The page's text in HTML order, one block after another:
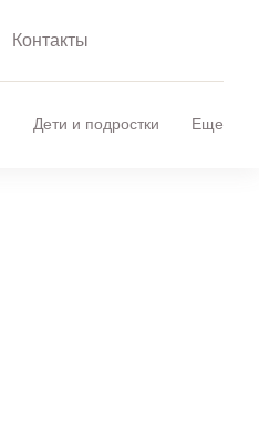
Контакты
Дети и подростки Еще